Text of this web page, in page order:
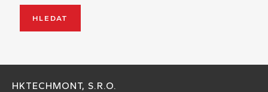
HKTECHMONT, S.R.O.